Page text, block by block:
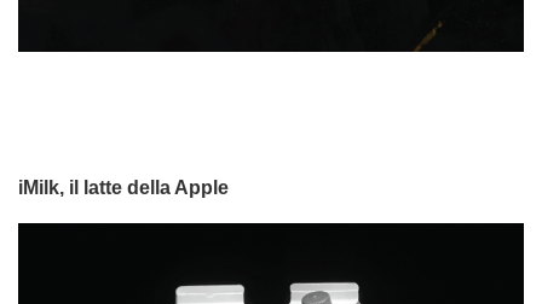
iMilk, il latte della Apple